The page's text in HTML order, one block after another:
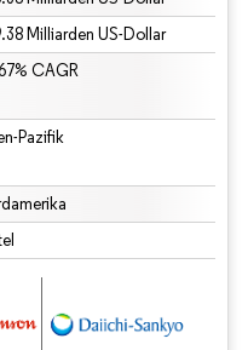
Milliarden US-Dollar
CAGR
Pazifik
erfordert Namensnennung